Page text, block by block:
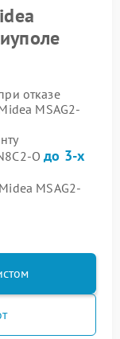
отказе
MSAG2-
Oдо 3-х
MSAG2-